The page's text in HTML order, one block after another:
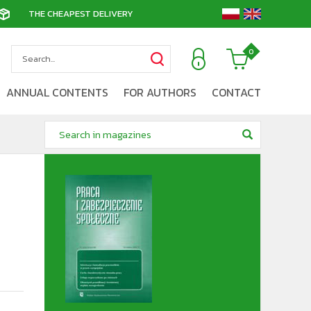
THE CHEAPEST DELIVERY
0
ANNUAL CONTENTS FOR AUTHORS CONTACT